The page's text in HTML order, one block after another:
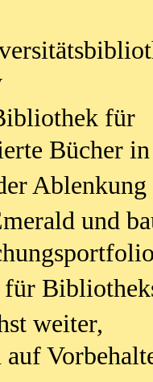
für
Bücher
Ablenkung
und
weiter,